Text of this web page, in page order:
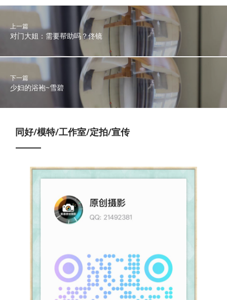
上一篇
对门大姐：需要帮助吗？佟镜
下一篇
少妇的浴袍~雪碧
同好/模特/工作室/定拍/宣传